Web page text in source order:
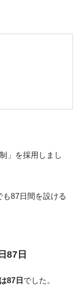
」を採用しまし
87日間を設ける
87日
87日 でした。